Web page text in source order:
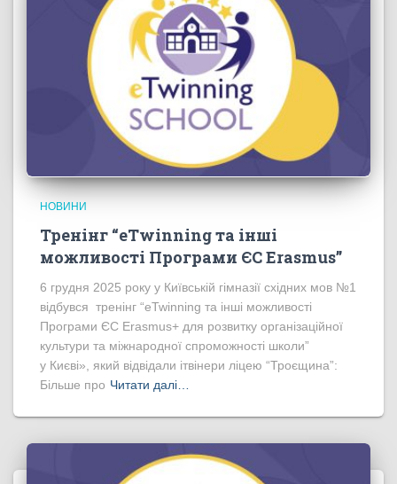
НОВИНИ
Тренінг “eTwinning та інші
можливості Програми ЄС Erasmus”
6 грудня 2025 року у Київській гімназії східних мов №1
відбувся тренінг “eTwinning та інші можливості
Програми ЄС Erasmus+ для розвитку організаційної
культури та міжнародної спроможності школи”
у Києві», який відвідали ітвінери ліцею “Троєщина”:
Більше про Читати далі…